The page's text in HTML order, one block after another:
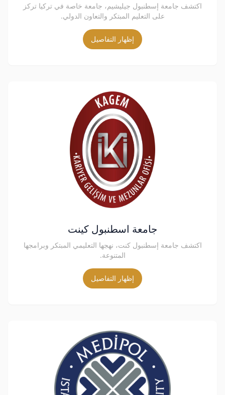
اكتشف جامعة إسطنبول جيليشيم، جامعة خاصة في تركيا تركز
على التعليم المبتكر والتعاون الدولي.
إظهار التفاصيل
جامعة اسطنبول كينت
اكتشف جامعة إسطنبول كنت، نهجها التعليمي المبتكر وبرامجها
المتنوعة.
إظهار التفاصيل